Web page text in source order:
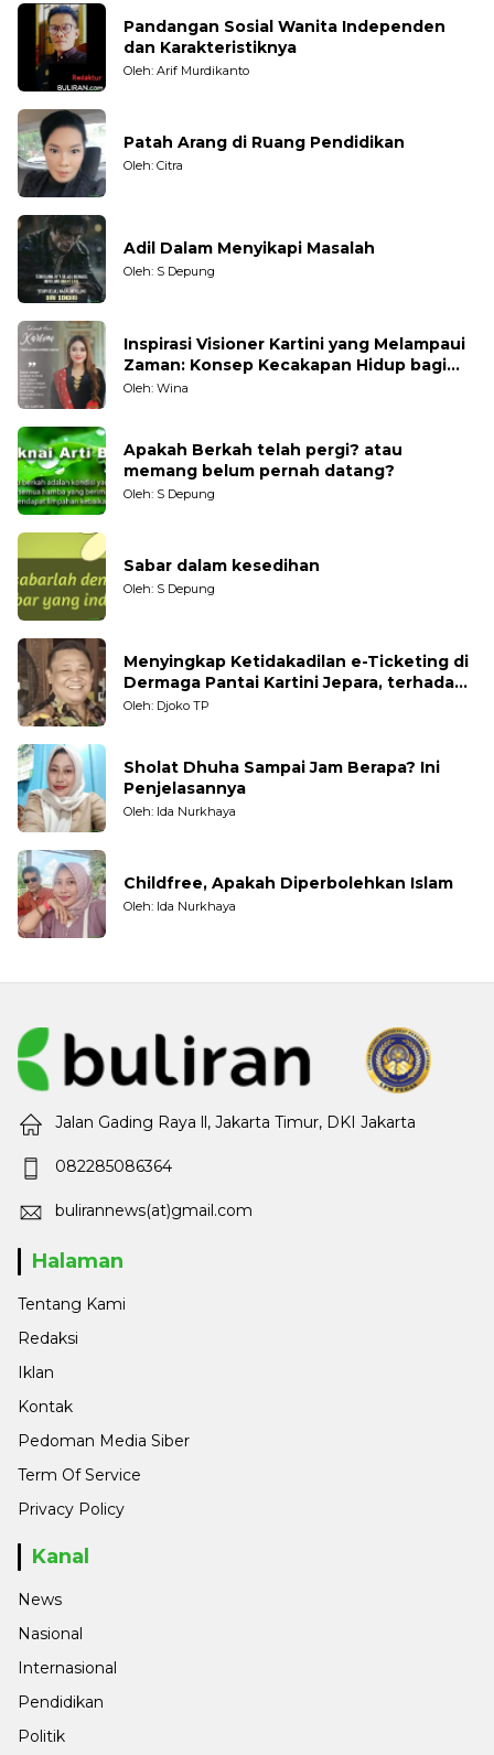
Pandangan Sosial Wanita Independen
dan Karakteristiknya
Oleh: Arif Murdikanto
Patah Arang di Ruang Pendidikan
Oleh: Citra
Adil Dalam Menyikapi Masalah
Oleh: S Depung
Inspirasi Visioner Kartini yang Melampaui
Zaman: Konsep Kecakapan Hidup bagi
Generasi Muda
Oleh: Wina
Apakah Berkah telah pergi? atau
memang belum pernah datang?
Oleh: S Depung
Sabar dalam kesedihan
Oleh: S Depung
Menyingkap Ketidakadilan e-Ticketing di
Dermaga Pantai Kartini Jepara, terhadap
Nelayan Tradisional
Oleh: Djoko TP
Sholat Dhuha Sampai Jam Berapa? Ini
Penjelasannya
Oleh: Ida Nurkhaya
Childfree, Apakah Diperbolehkan Islam
Oleh: Ida Nurkhaya
Jalan Gading Raya ll, Jakarta Timur, DKI Jakarta
082285086364
bulirannews(at)gmail.com
Halaman
Tentang Kami
Redaksi
Iklan
Kontak
Pedoman Media Siber
Term Of Service
Privacy Policy
Kanal
News
Nasional
Internasional
Pendidikan
Politik